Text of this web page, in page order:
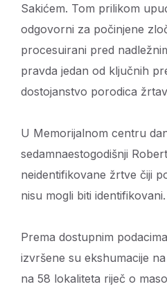
Sakićem. Tom prilikom
odgovorni za počinjene
procesuirani pred
pravda jedan od ključnih
dostojanstvo porodica
U Memorijalnom centru
sedamnaestogodišnji
neidentifikovane žrtve čiji
nisu mogli biti identifikovani.
Prema dostupnim
izvršene su ekshumacije
na 58 lokaliteta riječ o